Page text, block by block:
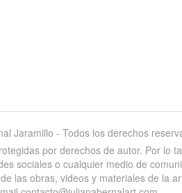
Jaramillo - Todos los derechos
por derechos de autor. Por lo
sociales o cualquier medio de
las obras, videos y materiales de la